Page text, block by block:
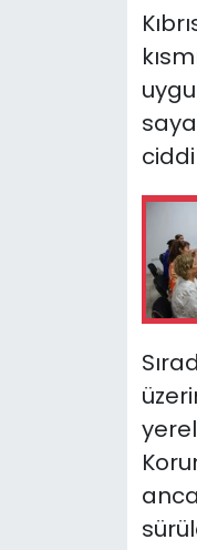
Video Galeri
Yazarlar